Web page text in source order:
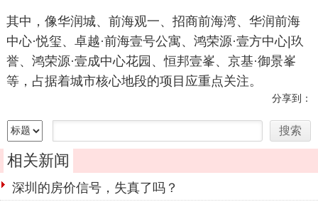
其中，像华润城、前海观一、招商前海湾、华润前海
中心·悦玺、卓越·前海壹号公寓、鸿荣源·壹方中心|玖
誉、 鸿荣源·壹成中心花园、恒邦壹峯、 京基·御景峯
等，占据着城市核心地段的项目应重点关注。
分享到：
相关新闻
深圳的房价信号，失真了吗？